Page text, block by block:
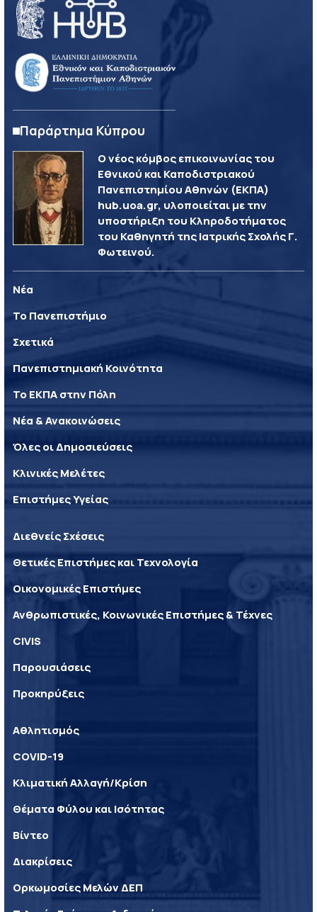
Παράρτημα Κύπρου
Ο νέος κόμβος επικοινωνίας του
Εθνικού και Καποδιστριακού
Πανεπιστημίου Αθηνών (ΕΚΠΑ)
hub.uoa.gr, υλοποιείται με την
υποστήριξη του Κληροδοτήματος
του Καθηγητή της Ιατρικής Σχολής Γ.
Φωτεινού.
Νέα
Το Πανεπιστήμιο
Σχετικά
Πανεπιστημιακή Κοινότητα
Το ΕΚΠΑ στην Πόλη
Νέα & Ανακοινώσεις
Όλες οι Δημοσιεύσεις
Κλινικές Μελέτες
Επιστήμες Υγείας
Διεθνείς Σχέσεις
Θετικές Επιστήμες και Τεχνολογία
Οικονομικές Επιστήμες
Ανθρωπιστικές, Κοινωνικές Επιστήμες & Τέχνες
CIVIS
Παρουσιάσεις
Προκηρύξεις
Αθλητισμός
COVID-19
Κλιματική Αλλαγή/Κρίση
Θέματα Φύλου και Ισότητας
Βίντεο
Διακρίσεις
Ορκωμοσίες Μελών ΔΕΠ